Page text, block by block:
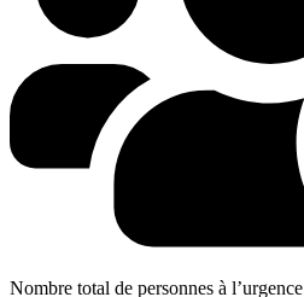
Nombre total de personnes à l’urgence